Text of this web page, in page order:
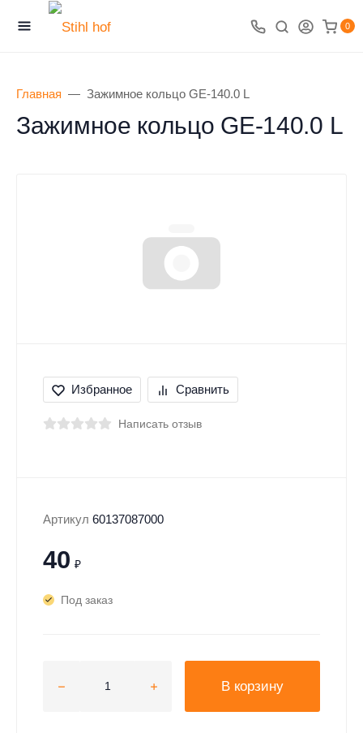
0
Главная Зажимное кольцо GE-140.0 L
Зажимное кольцо GE-140.0 L
Избранное Сравнить
Написать отзыв
Артикул 60137087000
40 ₽
Под заказ
В корзину